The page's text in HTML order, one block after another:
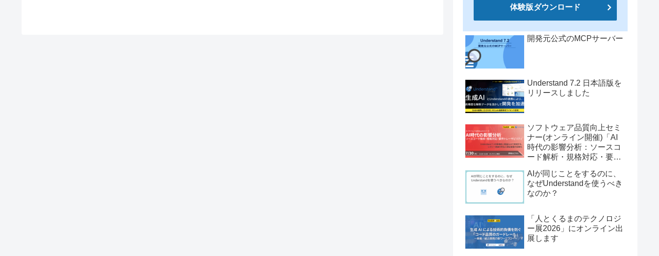
体験版ダウンロード
開発元公式のMCPサーバー
Understand 7.2 日本語版を
リリースしました
ソフトウェア品質向上セミ
ナー(オンライン開催)「AI
時代の影響分析：ソースコ
ード解析・規格対応・要件
AIが同じことをするのに、
なぜUnderstandを使うべき
なのか？
「人とくるまのテクノロジ
ー展2026」にオンライン出
展します